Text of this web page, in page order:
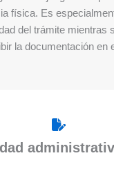
física. Es
del trámite mientras
la documentación en